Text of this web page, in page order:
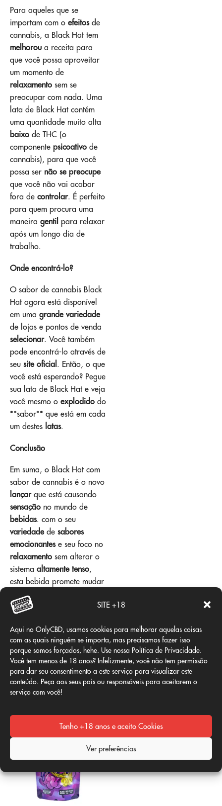
SITE +18
Aqui no OnlyCBD, usamos cookies para melhorar aquelas coisas
com as quais ninguém se importa, mas precisamos fazer isso
porque somos forçados, hehe. Use nossa Política de Privacidade.
Você tem menos de 18 anos? Infelizmente, você não tem permissão
para dar seu consentimento a este serviço para visualizar este
conteúdo. Peça aos seus pais ou responsáveis para aceitarem o
serviço com você!
Tenho +18 anos e aceito Cookies
Ver preferências
Para aqueles que se
importam com o efeitosde
cannabis, a Black Hat tem
melhorou a receita para
que você possa aproveitar
um momento de
relaxamento sem se
preocupar com nada. Uma
lata de Black Hat contém
uma quantidade muito alta
baixo de THC (o
componente psicoativo de
cannabis), para que você
possa ser não se preocupe
que você não vai acabar
fora de controlar. É perfeito
para quem procura uma
maneira gentil para relaxar
após um longo dia de
trabalho.
Onde encontrá-lo?
O sabor de cannabis Black
Hat agora está disponível
em uma grande variedade
de lojas e pontos de venda
selecionar. Você também
pode encontrá-lo através de
seu site oficial . Então, o que
você está esperando? Pegue
sua lata de Black Hat e veja
você mesmo o explodido do
**sabor** que está em cada
um destes latas.
Conclusão
Em suma, o Black Hat com
sabor de cannabis é o novo
lançarque está causando
sensação no mundo de
bebidas. com o seu
variedadede sabores
emocionantese seu foco no
relaxamento sem alterar o
sistema altamente tenso,
esta bebida promete mudar
a forma como apreciamos a
nossarefrigerantes
. Então,
estiver procurando uma
bebidarefrescantecom um
toque a maisespecial , não
hesite em experimentar o
Black Hat.Saúdeagora
aproveitevidada melhor